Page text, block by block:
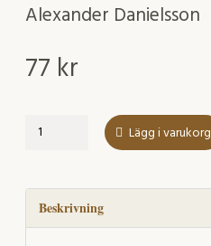
Alexander Danielsson
77 kr
Internets
Lägg i varukorg
Beskrivning